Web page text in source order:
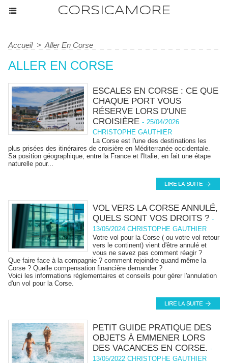
CORSICAMORE
Accueil > Aller En Corse
ALLER EN CORSE
ESCALES EN CORSE : CE QUE
CHAQUE PORT VOUS
RÉSERVE LORS D'UNE
CROISIÈRE - 25/04/2026
CHRISTOPHE GAUTHIER
La Corse est l'une des destinations les
plus prisées des itinéraires de croisière en Méditerranée occidentale.
Sa position géographique, entre la France et l'Italie, en fait une étape
naturelle pour...
VOL VERS LA CORSE ANNULÉ,
QUELS SONT VOS DROITS ? -
13/05/2024 CHRISTOPHE GAUTHIER
Votre vol pour la Corse ( ou votre vol retour
vers le continent) vient d'être annulé et
vous ne savez pas comment réagir ?
Que faire face à la compagnie ? comment rejoindre quand même la
Corse ? Quelle compensation financière demander ?
Voici les informations réglementaires et conseils pour gérer l'annulation
d'un vol pour la Corse.
PETIT GUIDE PRATIQUE DES
OBJETS À EMMENER LORS
DES VACANCES EN CORSE. -
13/05/2022 CHRISTOPHE GAUTHIER